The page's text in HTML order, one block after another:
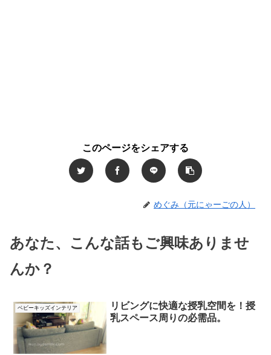
このページをシェアする
めぐみ（元にゃーごの人）
あなた、こんな話もご興味ありませ
んか？
ベビーキッズインテリア
リビングに快適な授乳空間を！授
乳スペース周りの必需品。